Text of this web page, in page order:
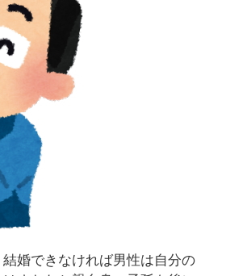
婚できなければ男性は自分の